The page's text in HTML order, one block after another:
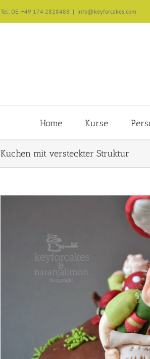
Tel: DE: +49 174 2828488 | info@keyforcakes.com
Home Kurse
Kuchen mit versteckter Struktur